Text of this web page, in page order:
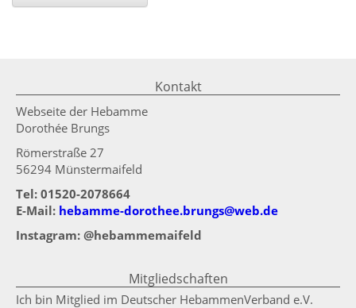
Kontakt
Webseite der Hebamme
Dorothée Brungs
Römerstraße 27
56294 Münstermaifeld
Tel: 01520-2078664
E-Mail: hebamme-dorothee.brungs@web.de
Instagram: @hebammemaifeld
Mitgliedschaften
Ich bin Mitglied im Deutscher HebammenVerband e.V.